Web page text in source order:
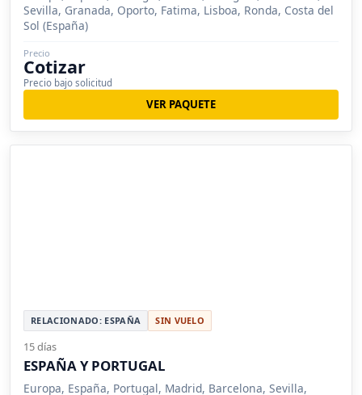
Sevilla, Granada, Oporto, Fatima, Lisboa, Ronda, Costa del
Sol (España)
Precio
Cotizar
Precio bajo solicitud
VER PAQUETE
RELACIONADO: ESPAÑA SIN VUELO
15 días
ESPAÑA Y PORTUGAL
Europa, España, Portugal, Madrid, Barcelona, Sevilla,